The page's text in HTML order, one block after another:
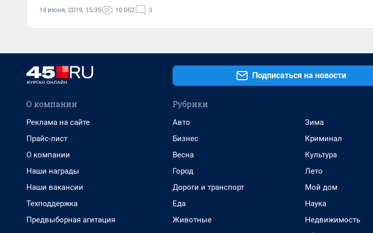
14 июня, 2019, 15:35 10 052 3
Подписаться на новости
О компании
Реклама на сайте
Прайс-лист
О компании
Наши награды
Наши вакансии
Техподдержка
Предвыборная агитация
Рубрики
Авто
Бизнес
Весна
Город
Дороги и транспорт
Еда
Животные
Зима
Криминал
Культура
Лето
Мой дом
Наука
Недвижимость